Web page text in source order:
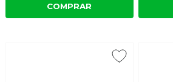
COMPRAR